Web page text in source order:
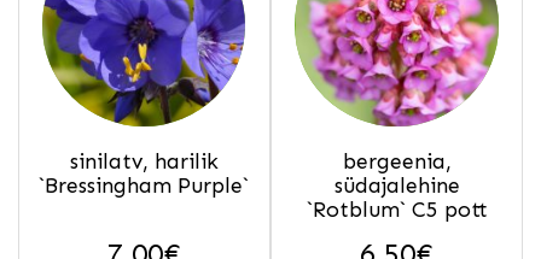
sinilatv, harilik
`Bressingham Purple`
bergeenia,
südajalehine
`Rotblum` C5 pott